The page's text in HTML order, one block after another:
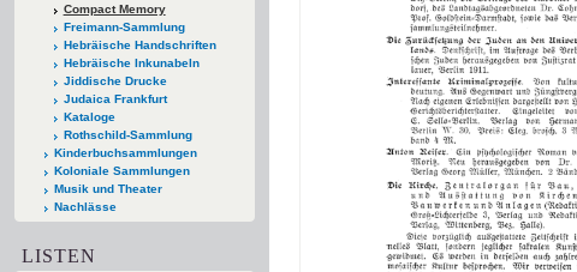
Compact Memory
Freimann-Sammlung
Hebräische Handschriften
Hebräische Inkunabeln
Jiddische Drucke
Judaica Frankfurt
Kataloge
Rothschild-Sammlung
Kinderbuchsammlungen
Koloniale Sammlungen
Musik und Theater
Nachlässe
LISTEN